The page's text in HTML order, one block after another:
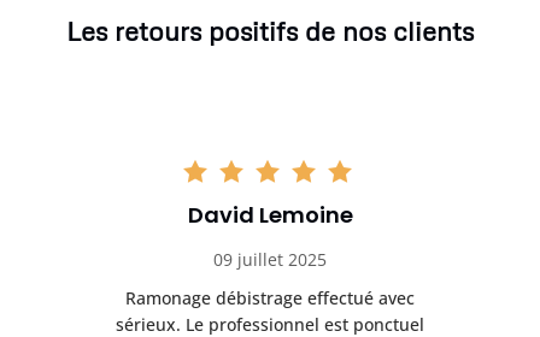
Les retours positifs de nos clients
David Lemoine
09 juillet 2025
Ramonage débistrage effectué avec
sérieux. Le professionnel est ponctuel